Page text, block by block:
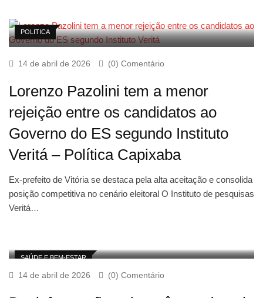
POLITICA
14 de abril de 2026 (0) Comentário
Lorenzo Pazolini tem a menor
rejeição entre os candidatos ao
Governo do ES segundo Instituto
Veritá – Política Capixaba
Ex-prefeito de Vitória se destaca pela alta aceitação e consolida
posição competitiva no cenário eleitoral O Instituto de pesquisas
Veritá…
SAÚDE E BEM-ESTAR
14 de abril de 2026 (0) Comentário